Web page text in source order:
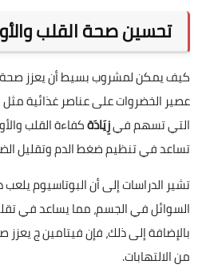
تحسين صحة القلب
كيف يمكن لمشروب بسيط أن يعزز
عصير الخضروات على عناصر غذائية مثل
التي تسهم فيزِيَادَةكفاءة القلب
تساعد في تنظيم ضغط الدم وتقليل
تشير الدراسات إلى أن البوتاسيوم
السوائل في الجسم، مما يساعد في
بالإضافة إلى ذلك، فإن فيتامين ج
من الالتهابات.